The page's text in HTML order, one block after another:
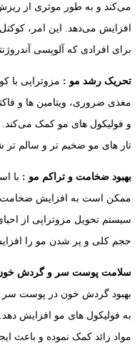
می‌کند و به طور موثری از
افزایش می‌دهد. این امر،
برای افرادی که آلوپسی
تحریک رشد مو : مزوتراپی با
مغذی ضروری، ویتامین ها و
و فولیکول های مو کمک می‌کند.
تار های مو ضخیم تر و سالم تر
بهبود ضخامت و تراکم مو : با
ممکن است به افزایش ضخامت و
سیستم تحویل مزوتراپی از
حجم کلی و پر شدن مو را
سلامت پوست سر و گردش
بهبود گردش خون در پوست سر
به فولیکول‌ های مو افزایش
مواد زائد کمک نموده و باعث